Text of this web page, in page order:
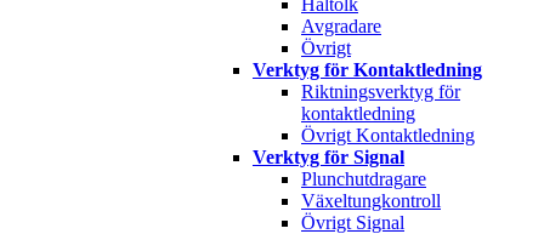
Avgradare
Övrigt
Verktyg för Kontaktledning
Riktningsverktyg för
kontaktledning
Övrigt Kontaktledning
Verktyg för Signal
Plunchutdragare
Växeltungkontroll
Övrigt Signal